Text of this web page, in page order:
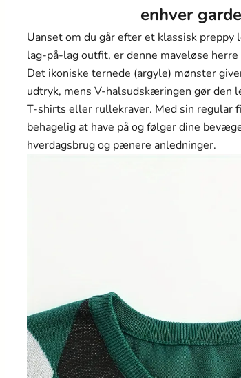
Mørkegrøn
Kaffe
Mørkegrå
Kongeblå
Størrelse
S
M
L
XL
enhver
Uanset om du går efter et klassisk preppy
lag-på-lag outfit, er denne maveløse
Det ikoniske ternede (argyle) mønster
udtryk, mens V-halsudskæringen gør den
T-shirts eller rullekraver. Med sin regular
behagelig at have på og følger dine
hverdagsbrug og pænere anledninger.